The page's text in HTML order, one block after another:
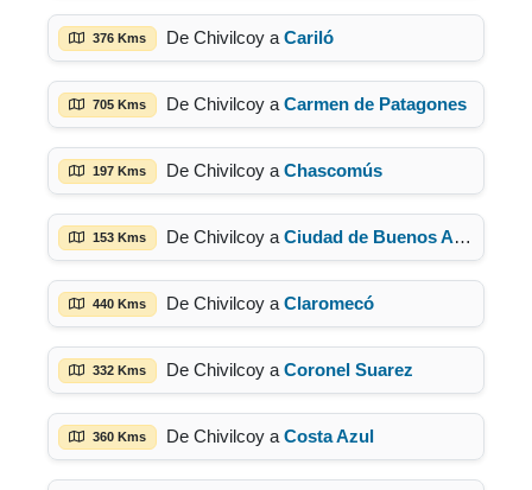
376 Kms De Chivilcoy a Cariló
705 Kms De Chivilcoy a Carmen de Patagones
197 Kms De Chivilcoy a Chascomús
153 Kms De Chivilcoy a Ciudad de Buenos Aires
440 Kms De Chivilcoy a Claromecó
332 Kms De Chivilcoy a Coronel Suarez
360 Kms De Chivilcoy a Costa Azul